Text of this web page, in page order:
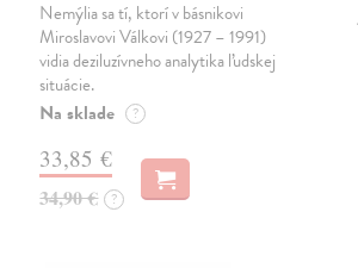
Nemýlia sa tí, ktorí v básnikovi
Miroslavovi Válkovi (1927 – 1991)
vidia deziluzívneho analytika ľudskej
situácie.
Na sklade ?
33,85 €
34,90 € ?